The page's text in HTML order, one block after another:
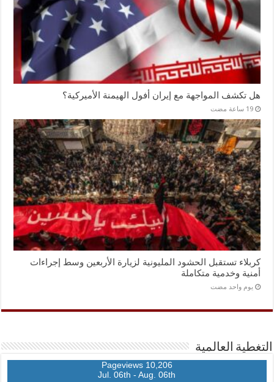
هل تكشف المواجهة مع إيران أفول الهيمنة الأميركية؟
‏19 ساعة مضت
كربلاء تستقبل الحشود المليونية لزيارة الأربعين وسط إجراءات
أمنية وخدمية متكاملة
‏يوم واحد مضت
التغطية العالمية
10,206 Pageviews
Jul. 06th - Aug. 06th